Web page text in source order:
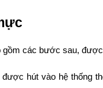
các bước sau,
hút vào hệ thống